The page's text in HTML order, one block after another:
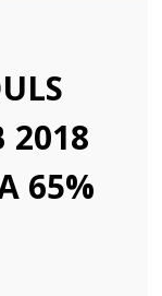
2018
65%